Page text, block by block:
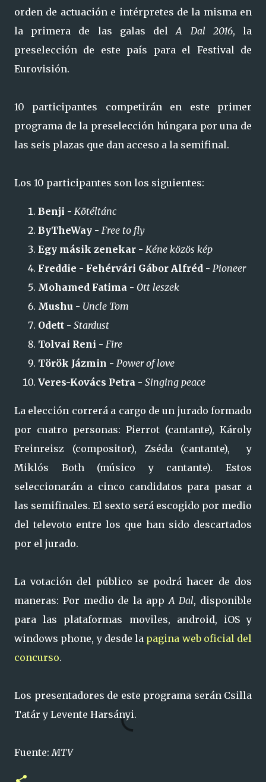
orden de actuación e intérpretes de la misma en
la primera de las galas delA Dal 2016, la
preselección de este país para el Festival de
Eurovisión.
10 participantes competirán en este primer
programa de la preselección húngara por una de
las seis plazas que dan acceso a la semifinal.
Los 10 participantes son los siguientes:
Benji - Kötéltánc
ByTheWay - Free to fly
Egy másik zenekar - Kéne közös kép
Freddie - Fehérvári Gábor Alfréd - Pioneer
Mohamed Fatima - Ott leszek
Mushu - Uncle Tom
Odett - Stardust
Tolvai Reni - Fire
Török Jázmin - Power of love
Veres-Kovács Petra - Singing peace
La elección correrá a cargo de un jurado formado
por cuatro personas: Pierrot (cantante), Károly
Freinreisz (compositor), Zséda (cantante), y
Miklós Both (músico y cantante). Estos
seleccionarán a cinco candidatos para pasar a
las semifinales. El sexto será escogido por medio
del televoto entre los que han sido descartados
por el jurado.
La votación del público se podrá hacer de dos
maneras: Por medio de la appA Dal, disponible
para las plataformas moviles, android, iOS y
windows phone, y desde la pagina web oficial del
concurso.
Los presentadores de este programa serán Csilla
Tatár y Levente Harsányi.
Fuente:MTV